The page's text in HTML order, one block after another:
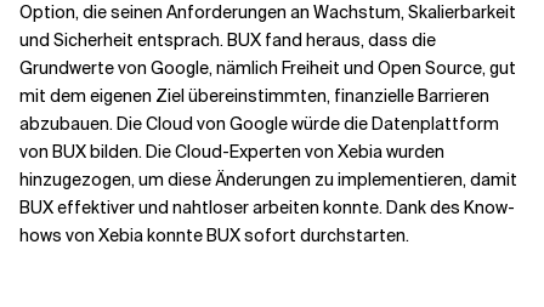
Option, die seinen Anforderungen an Wachstum, Skalierbarkeit
und Sicherheit entsprach. BUX fand heraus, dass die
Grundwerte von Google, nämlich Freiheit und Open Source, gut
mit dem eigenen Ziel übereinstimmten, finanzielle Barrieren
abzubauen. Die Cloud von Google würde die Datenplattform
von BUX bilden. Die Cloud-Experten von Xebia wurden
hinzugezogen, um diese Änderungen zu implementieren, damit
BUX effektiver und nahtloser arbeiten konnte. Dank des Know-
hows von Xebia konnte BUX sofort durchstarten.